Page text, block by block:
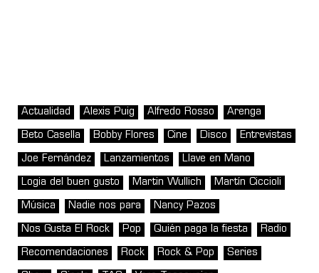
Actualidad Alexis Puig Alfredo Rosso Arenga
Beto Casella Bobby Flores Cine Disco Entrevistas
Joe Fernández Lanzamientos Llave en Mano
Logia del buen gusto Martin Wullich Martín Ciccioli
Música Nadie nos para Nancy Pazos
Nos Gusta El Rock Pop Quién paga la fiesta Radio
Recomendaciones Rock Rock & Pop Series